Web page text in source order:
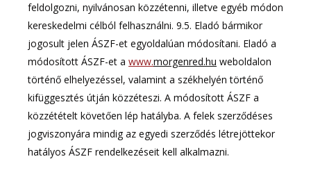
feldolgozni, nyilvánosan közzétenni, illetve egyéb módon
kereskedelmi célból felhasználni. 9.5. Eladó bármikor
jogosult jelen ÁSZF-et egyoldalúan módosítani. Eladó a
módosított ÁSZF-et a www.morgenred.hu weboldalon
történő elhelyezéssel, valamint a székhelyén történő
kifüggesztés útján közzéteszi. A módosított ÁSZF a
közzétételt követően lép hatályba. A felek szerződéses
jogviszonyára mindig az egyedi szerződés létrejöttekor
hatályos ÁSZF rendelkezéseit kell alkalmazni.